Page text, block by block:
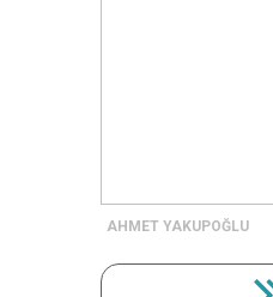
AHMET YAKUPOĞLU